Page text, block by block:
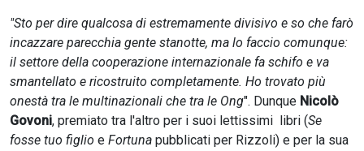
"Sto per dire qualcosa di estremamente divisivo e so che farò
incazzare parecchia gente stanotte, ma lo faccio comunque:
il settore della cooperazione internazionale fa schifo e va
smantellato e ricostruito completamente. Ho trovato più
onestà tra le multinazionali che tra le Ong". Dunque Nicolò
Govoni, premiato tra l'altro per i suoi lettissimi libri (Se
fosse tuo figlio e Fortuna pubblicati per Rizzoli) e per la sua